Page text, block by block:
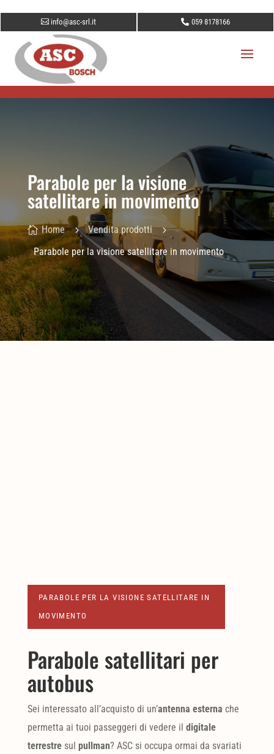
info@asc-srl.it 059 8178166
Parabole per la visione
satellitare in movimento
 Home 5 Vendita prodotti 5
Parabole per la visione satellitare in movimento
PARABOLE PER LA VISIONE SATELLITARE IN
MOVIMENTO
Parabole satellitari per
autobus
Sei interessato all’acquisto di un’antenna esterna che
permetta ai tuoi passeggeri di vedere il digitale
terrestre sul pullman? ASC si occupa ormai da svariati